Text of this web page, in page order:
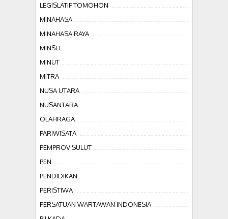
LEGISLATIF TOMOHON
MINAHASA
MINAHASA RAYA
MINSEL
MINUT
MITRA
NUSA UTARA
NUSANTARA
OLAHRAGA
PARIWISATA
PEMPROV SULUT
PEN
PENDIDIKAN
PERISTIWA
PERSATUAN WARTAWAN INDONESIA